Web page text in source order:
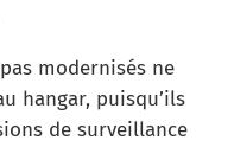
modernisés ne
hangar, puisqu’ils
de surveillance